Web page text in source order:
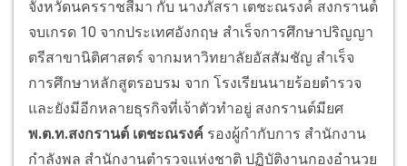
จังหวัดนครราชสีมา กับ นางภัสรา เตชะณรงค์ สงกรานต์
จบเกรด 10 จากประเทศอังกฤษ สำเร็จการศึกษาปริญญา
ตรีสาขานิติศาสตร์ จากมหาวิทยาลัยอัสสัมชัญ สำเร็จ
การศึกษาหลักสูตรอบรม จาก โรงเรียนนายร้อยตำรวจ
และยังมีอีกหลายธุรกิจที่เจ้าตัวทำอยู่ สงกรานต์มียศ
พ.ต.ท.สงกรานต์ เตชะณรงค์ รองผู้กำกับการ สำนักงาน
กำลังพล สำนักงานตำรวจแห่งชาติ ปฏิบัติงานกองอำนวย